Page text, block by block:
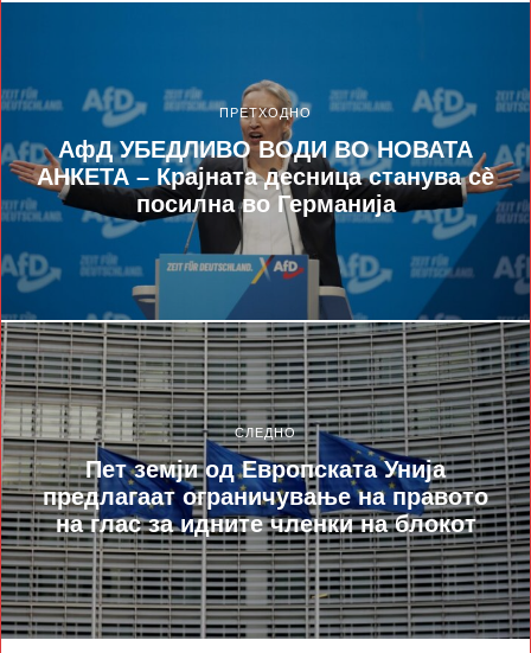
ПРЕТХОДНО
АфД УБЕДЛИВО ВОДИ ВО НОВАТА
АНКЕТА – Крајната десница станува сè
посилна во Германија
СЛЕДНО
Пет земји од Европската Унија
предлагаат ограничување на правото
на глас за идните членки на блокот